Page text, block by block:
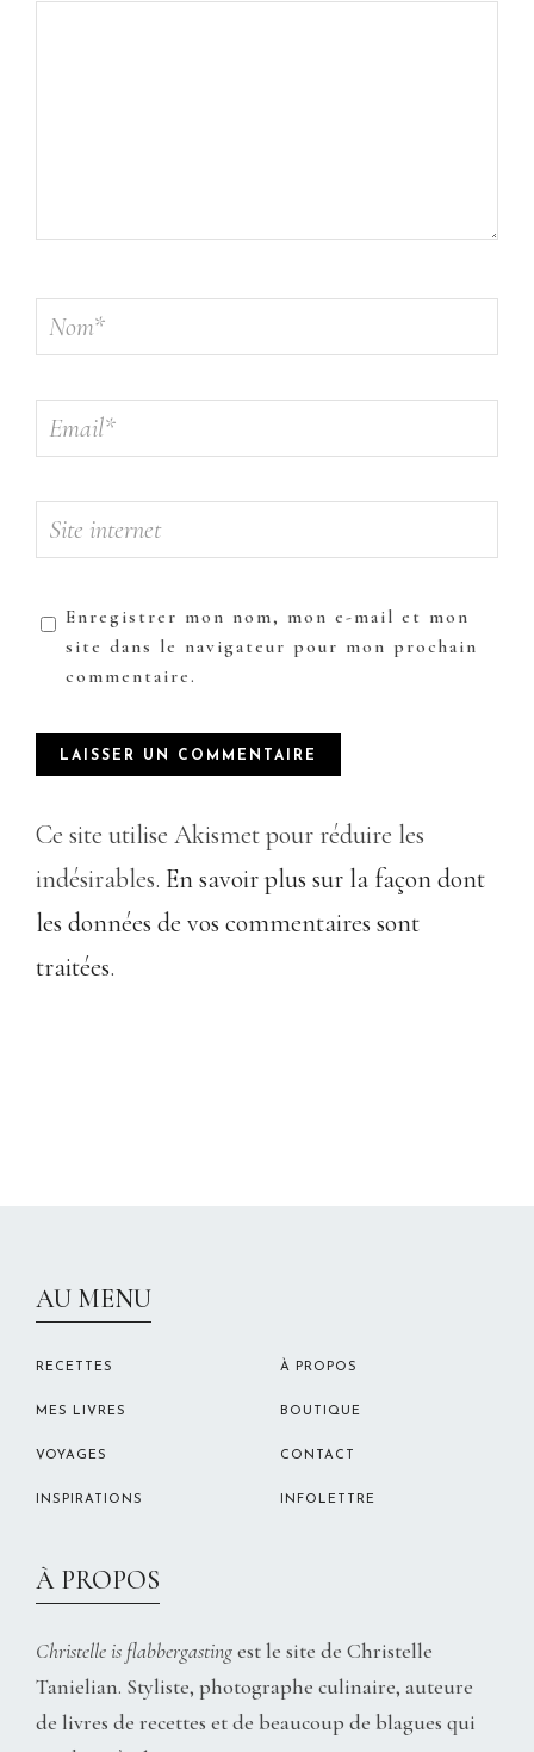
Enregistrer mon nom, mon e-mail et mon
site dans le navigateur pour mon prochain
commentaire.
Ce site utilise Akismet pour réduire les
indésirables. En savoir plus sur la façon dont
les données de vos commentaires sont
traitées.
AU MENU
RECETTES
MES LIVRES
VOYAGES
INSPIRATIONS
À PROPOS
BOUTIQUE
CONTACT
INFOLETTRE
À PROPOS
Christelle is flabbergastingest le site de Christelle
Tanielian. Styliste, photographe culinaire, auteure
de livres de recettes et de beaucoup de blagues qui